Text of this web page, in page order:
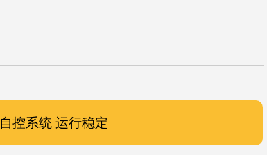
自控系统 运行稳定